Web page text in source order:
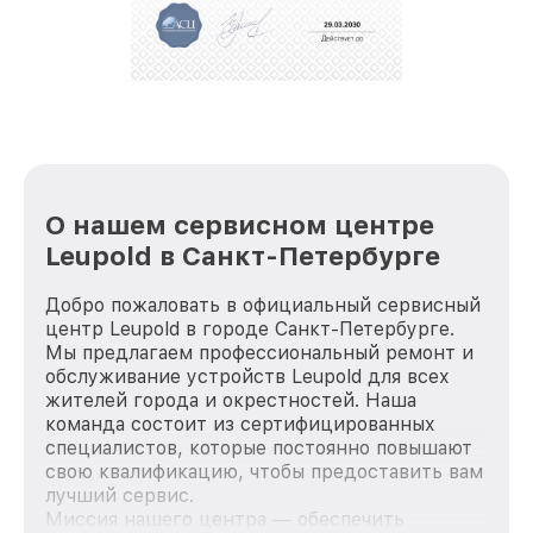
За годы своей деятельности мы получали только
положительные отзывы и обрели отличную
стараемся каждый день делать наш сервис еще
О нашем сервисном центре
Leupold в Санкт-Петербурге
Добро пожаловать в официальный сервисный
центр Leupold в городе Санкт-Петербурге.
Мы предлагаем профессиональный ремонт и
обслуживание устройств Leupold для всех
жителей города и окрестностей. Наша
команда состоит из сертифицированных
специалистов, которые постоянно повышают
свою квалификацию, чтобы предоставить вам
лучший сервис.
Миссия нашего центра — обеспечить